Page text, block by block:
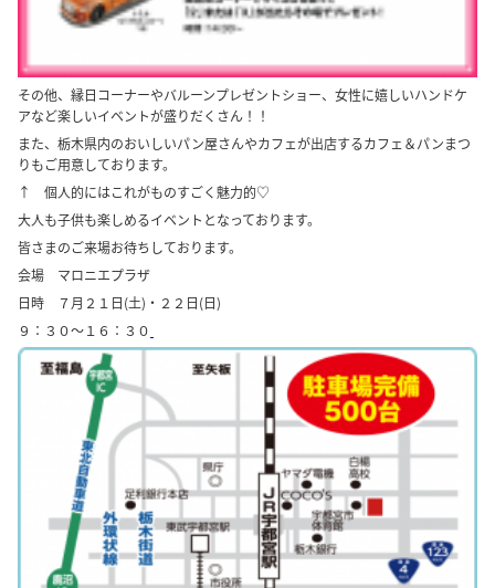
その他、縁日コーナーやバルーンプレゼントショー、女性に嬉しいハンドケ
アなど楽しいイベントが盛りだくさん！！
また、栃木県内のおいしいパン屋さんやカフェが出店するカフェ＆パンまつ
りもご用意しております。
↑ 個人的にはこれがものすごく魅力的♡
大人も子供も楽しめるイベントとなっております。
皆さまのご来場お待ちしております。
会場 マロニエプラザ
日時 ７月２１日(土)・２２日(日)
９：３０～１６：３０